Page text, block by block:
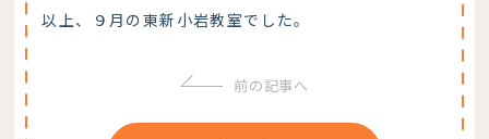
以上、９月の東新小岩教室でした。
前の記事へ